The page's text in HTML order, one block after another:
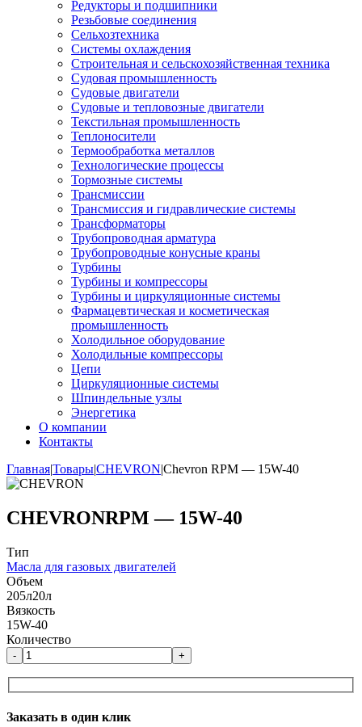
Редукторы и подшипники
Резьбовые соединения
Сельхозтехника
Системы охлаждения
Строительная и сельскохозяйственная техника
Судовая промышленность
Судовые двигатели
Судовые и тепловозные двигатели
Текстильная промышленность
Теплоносители
Термообработка металлов
Технологические процессы
Тормозные системы
Трансмиссии
Трансмиссия и гидравлические системы
Трансформаторы
Трубопроводная арматура
Трубопроводные конусные краны
Турбины
Турбины и компрессоры
Турбины и циркуляционные системы
Фармацевтическая и косметическая
промышленность
Холодильное оборудование
Холодильные компрессоры
Цепи
Циркуляционные системы
Шпиндельные узлы
Энергетика
О компании
Контакты
Главная|Товары|CHEVRON|Chevron RPM — 15W-40
CHEVRONRPM — 15W-40
Тип
Масла для газовых двигателей
Объем
205л20л
Вязкость
15W-40
Количество
- +
Заказать в один клик